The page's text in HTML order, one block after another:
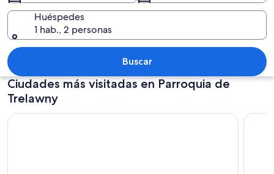
Un río con una balsa de bambú
Huéspedes
1 hab., 2 personas
Buscar
Ciudades más visitadas en Parroquia de
Trelawny